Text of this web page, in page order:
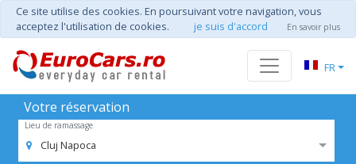
Ce site utilise des cookies. En poursuivant votre navigation, vous
acceptez l'utilisation de cookies.
je suis d'accord En savoir plus
FR
Votre réservation
Lieu de ramassage
Cluj Napoca